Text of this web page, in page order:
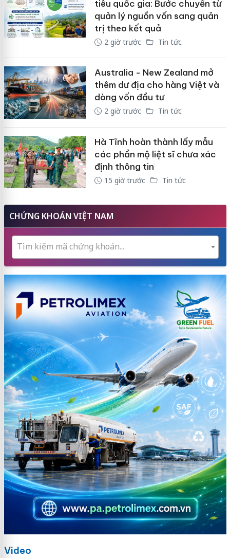
tiêu quốc gia: Bước chuyển từ
quản lý nguồn vốn sang quản
trị theo kết quả
2 giờ trước Tin tức
Australia - New Zealand mở
thêm dư địa cho hàng Việt và
dòng vốn đầu tư
2 giờ trước Tin tức
Hà Tĩnh hoàn thành lấy mẫu
các phần mộ liệt sĩ chưa xác
định thông tin
15 giờ trước Tin tức
CHỨNG KHOÁN VIỆT NAM
Tìm kiếm mã chứng khoán...
Video